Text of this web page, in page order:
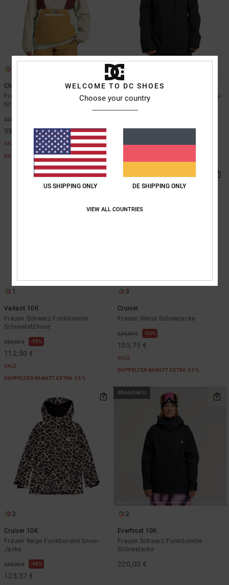
Chalet 10K
Frauen Beige Technischer
Schneeanorak
220,00 €
99,00 €
SALE
DOPPELTER RABATT EXTRA 25 %
Paramount 15K
Frauen Schwarz Funktionelle Snow-
117,00 €
1
Valiant 10K
Frauen Schwarz Funktionelle
Schneelatzhose
250,00 € 55%
112,50 €
SALE
DOPPELTER RABATT EXTRA 25 %
3
Cruiser
Frauen Weiss Schneejacke
235,00 € 55%
105,75 €
SALE
DOPPELTER RABATT EXTRA 25 %
3
Cruiser 10K
Frauen Beige Funktionelle Snow-
Jacke
235,00 € 48%
123,37 €
BRANDNEU
2
Everfrost 10K
Frauen Schwarz Funktionelle
Schneejacke
220,00 €
WELCOME TO DC SHOES
Choose your country
US SHIPPING ONLY DE SHIPPING ONLY
VIEW ALL COUNTRIES